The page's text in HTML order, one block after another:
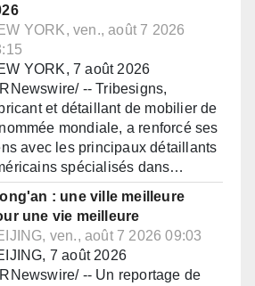
YORK, ven., août 7 2026
YORK, 7 août 2026
-- Tribesigns,
et détaillant de mobilier de
mondiale, a renforcé ses
avec les principaux détaillants
spécialisés dans…
: une ville meilleure
une vie meilleure
ven., août 7 2026 09:03
7 août 2026
-- Un reportage de